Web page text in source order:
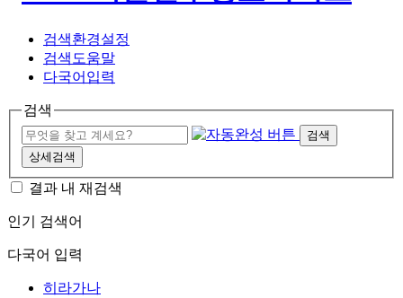
검색환경설정
검색도움말
다국어입력
검색
검색
상세검색
결과 내 재검색
인기 검색어
다국어 입력
히라가나